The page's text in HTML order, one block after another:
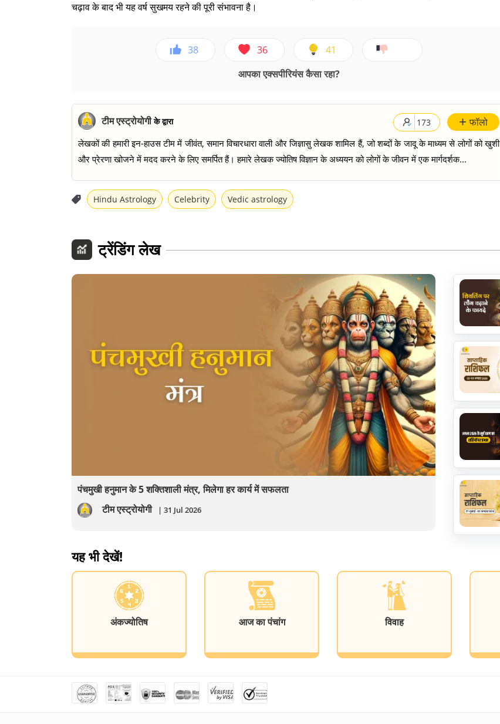
चढ़ाव के बाद भी यह वर्ष सुखमय रहने की पूरी संभावना है।
38 36
41
आपका एक्सपीरियंस कैसा रहा?
+ फॉलो
173
टीम एस्ट्रोयोगीके द्वारा
लेखकों की हमारी इन-हाउस टीम में जीवंत, समान विचारधारा वाली और जिज्ञासु लेखक शामिल हैं, जो शब्दों के जादू के माध्यम से लोगों को खुशी
और प्रेरणा खोजने में मदद करने के लिए समर्पित हैं। हमारे लेखक ज्योतिष विज्ञान के अध्ययन को लोगों के जीवन में एक मार्गदर्शक...
Hindu Astrology Celebrity Vedic astrology
ट्रेंडिंग लेख
पंचमुखी हनुमान के 5 शक्तिशाली मंत्र, मिलेगा हर कार्य में सफलता
टीम एस्ट्रोयोगी
| 31 Jul 2026
यह भी देखें!
अंकज्योतिष आज का पंचांग विवाह